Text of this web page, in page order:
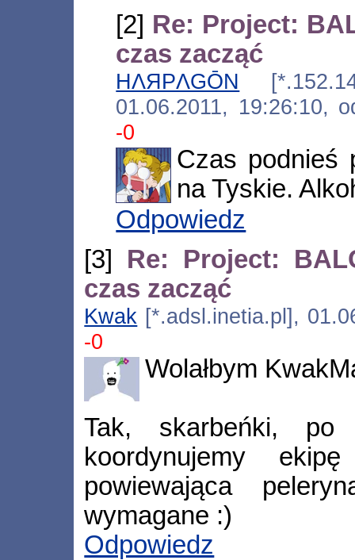
[2] Re: Project:
czas zacząć
HΛЯPΛGŌN
01.06.2011, 19:26:10,
-0
Czas podnieś
na Tyskie.
Odpowiedz
[3] Re: Project:
czas zacząć
Kwak [*.adsl.inetia.pl],
-0
Wolałbym
Tak, skarbeńki,
koordynujemy
powiewająca
wymagane :)
Odpowiedz